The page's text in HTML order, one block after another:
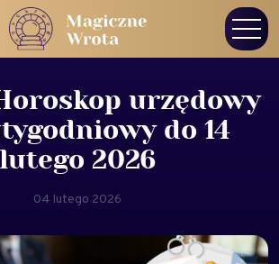
urzędowy
do 14
lutego 2026
04 lutego 2026